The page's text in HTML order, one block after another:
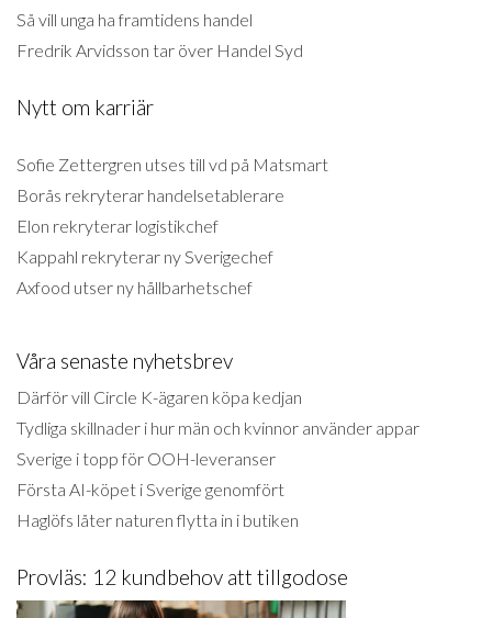
Så vill unga ha framtidens handel
Fredrik Arvidsson tar över Handel Syd
Nytt om karriär
Sofie Zettergren utses till vd på Matsmart
Borås rekryterar handelsetablerare
Elon rekryterar logistikchef
Kappahl rekryterar ny Sverigechef
Axfood utser ny hållbarhetschef
Våra senaste nyhetsbrev
Därför vill Circle K-ägaren köpa kedjan
Tydliga skillnader i hur män och kvinnor använder appar
Sverige i topp för OOH-leveranser
Första AI-köpet i Sverige genomfört
Haglöfs låter naturen flytta in i butiken
Provläs: 12 kundbehov att tillgodose